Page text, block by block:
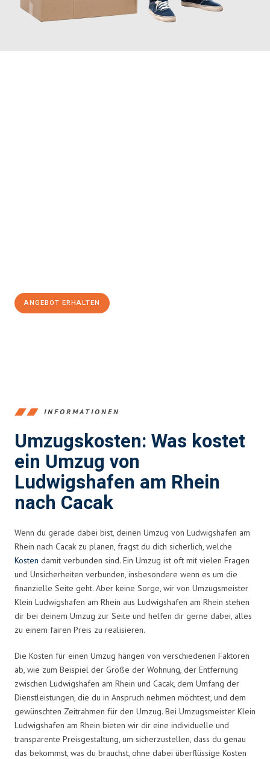
ANGEBOT ERHALTEN
INFORMATIONEN
Umzugskosten: Was kostet
ein Umzug von
Ludwigshafen am Rhein
nach Cacak
Wenn du gerade dabei bist, deinen Umzug von Ludwigshafen am
Rhein nach Cacak zu planen, fragst du dich sicherlich, welche
Kosten damit verbunden sind. Ein Umzug ist oft mit vielen Fragen
und Unsicherheiten verbunden, insbesondere wenn es um die
finanzielle Seite geht. Aber keine Sorge, wir von Umzugsmeister
Klein Ludwigshafen am Rhein aus Ludwigshafen am Rhein stehen
dir bei deinem Umzug zur Seite und helfen dir gerne dabei, alles
zu einem fairen Preis zu realisieren.
Die Kosten für einen Umzug hängen von verschiedenen Faktoren
ab, wie zum Beispiel der Größe der Wohnung, der Entfernung
zwischen Ludwigshafen am Rhein und Cacak, dem Umfang der
Dienstleistungen, die du in Anspruch nehmen möchtest, und dem
gewünschten Zeitrahmen für den Umzug. Bei Umzugsmeister Klein
Ludwigshafen am Rhein bieten wir dir eine individuelle und
transparente Preisgestaltung, um sicherzustellen, dass du genau
das bekommst, was du brauchst, ohne dabei überflüssige Kosten